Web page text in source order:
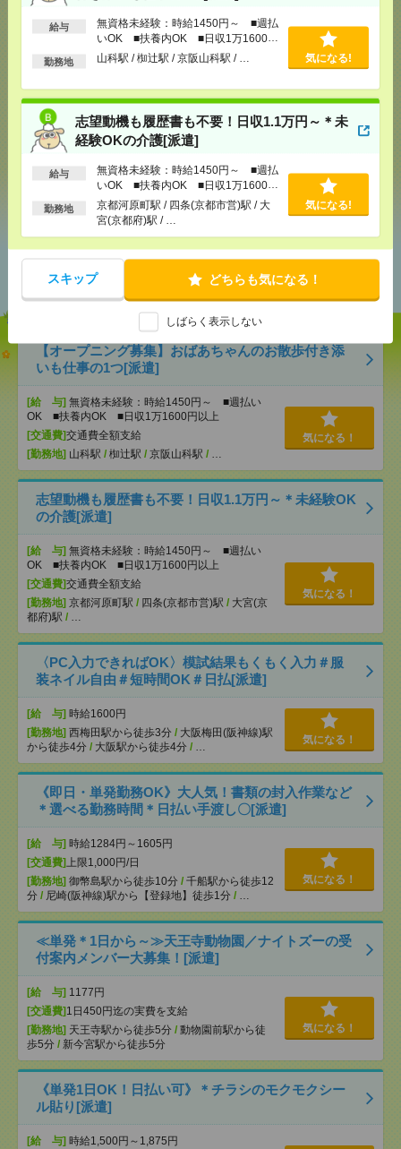
給与
無資格未経験：時給1450円～ ■週払
いOK ■扶養内OK ■日収1万1600円
以上
勤務地 山科駅 / 椥辻駅 / 京阪山科駅 / … 気になる!
志望動機も履歴書も不要！日収1.1万円～＊未
経験OKの介護[派遣]
給与
無資格未経験：時給1450円～ ■週払
いOK ■扶養内OK ■日収1万1600円
以上
勤務地
京都河原町駅 / 四条(京都市営)駅 / 大
宮(京都府)駅 / …
気になる!
スキップ どちらも気になる！
しばらく表示しない
気になる！
メールで送る LINEで送る
ツイート ブックマーク
あなたの閲覧履歴からの
【オープニング募集】おばあちゃんのお散歩付き添
いも仕事の1つ[派遣]
[給 与] 無資格未経験：時給1450円～ ■週払い
OK ■扶養内OK ■日収1万1600円以上
[交通費]交通費全額支給
[勤務地] 山科駅 / 椥辻駅 / 京阪山科駅 / …
気になる！
志望動機も履歴書も不要！日収1.1万円～＊未経験OK
の介護[派遣]
[給 与] 無資格未経験：時給1450円～ ■週払い
OK ■扶養内OK ■日収1万1600円以上
[交通費]交通費全額支給
[勤務地] 京都河原町駅 / 四条(京都市営)駅 / 大宮(京
都府)駅 / …
気になる！
〈PC入力できればOK〉模試結果もくもく入力＃服
装ネイル自由＃短時間OK＃日払[派遣]
[給 与] 時給1600円
[勤務地] 西梅田駅から徒歩3分 / 大阪梅田(阪神線)駅
から徒歩4分 / 大阪駅から徒歩4分 / …
気になる！
《即日・単発勤務OK》大人気！書類の封入作業など
＊選べる勤務時間＊日払い手渡し〇[派遣]
[給 与] 時給1284円～1605円
[交通費] 上限1,000円/日
[勤務地] 御幣島駅から徒歩10分 / 千船駅から徒歩12
分 / 尼崎(阪神線)駅から【登録地】徒歩1分 / …
気になる！
≪単発＊1日から～≫天王寺動物園／ナイトズーの受
付案内メンバー大募集！[派遣]
[給 与] 1177円
[交通費] 1日450円迄の実費を支給
[勤務地] 天王寺駅から徒歩5分 / 動物園前駅から徒
歩5分 / 新今宮駅から徒歩5分
気になる！
《単発1日OK！日払い可》＊チラシのモクモクシー
ル貼り[派遣]
[給 与] 時給1,500円～1,875円